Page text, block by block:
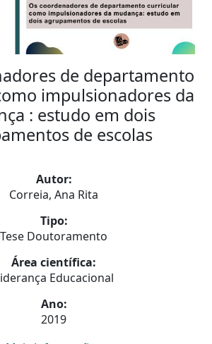
de departamento
impulsionadores da
: estudo em dois
de escolas
Autor:
Correia, Ana Rita
Tipo:
Tese Doutoramento
Área científica:
Educacional
Ano:
2019